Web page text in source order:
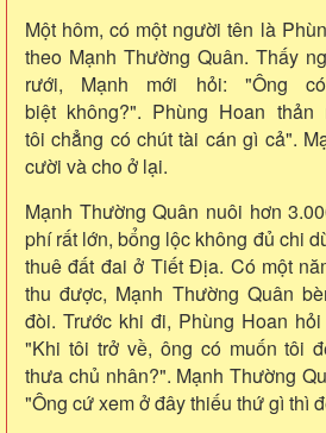
Một hôm, có một người tên là
theo Mạnh Thường Quân. Thấy
rưới, Mạnh mới hỏi: "Ông
biệt không?". Phùng Hoan
tôi chẳng có chút tài cán gì cả".
cười và cho ở lại.
Mạnh Thường Quân nuôi hơn
phí rất lớn, bổng lộc không đủ chi
thuê đất đai ở Tiết Địa. Có một
thu được, Mạnh Thường Quân
đòi. Trước khi đi, Phùng Hoan
"Khi tôi trở về, ông có muốn tôi
thưa chủ nhân?". Mạnh Thường
"Ông cứ xem ở đây thiếu thứ gì thì